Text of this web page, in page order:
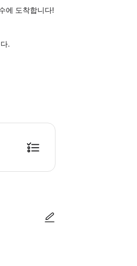
에 도착합니다!
.
다를 수 있으니, 예약 시 확인 부탁드립니다.)